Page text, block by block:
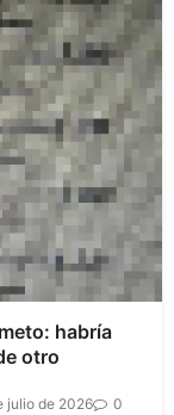
habría
otro
julio de 2026 0